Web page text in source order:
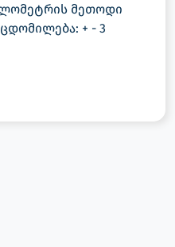
მეთოდი
ცდომილება: + - 3